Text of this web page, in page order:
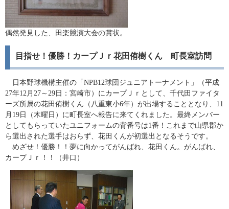
偶然発見した、田楽競演大会の賞状。
目指せ！優勝！カープＪｒ花田侑樹くん 町長室訪問
日本野球機構主催の「NPB12球団ジュニアトーナメント」（平成
27年12月27～29日：宮崎市）にカープＪｒとして、千代田ファイタ
ーズ所属の花田侑樹くん（八重東小6年）が出場することとなり、11
月19日（木曜日）に町長室へ報告に来てくれました。最終メンバー
としてもらっていたユニフォームの背番号は1番！これまで山県郡か
ら選出された選手はおらず、花田くんが初選出となるそうです。
めざせ！優勝！！夢に向かってがんばれ、花田くん。がんばれ、
カープＪｒ！！（井口）